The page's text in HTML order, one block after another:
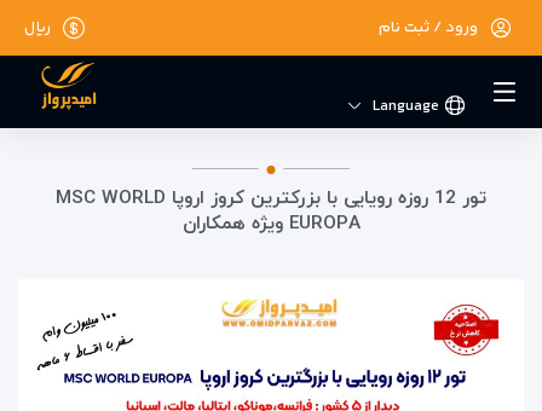
ریال ورود / ثبت نام
Language
تور 12 روزه رویایی با بزرکترین کروز اروپا MSC WORLD
EUROPA ویژه همکاران